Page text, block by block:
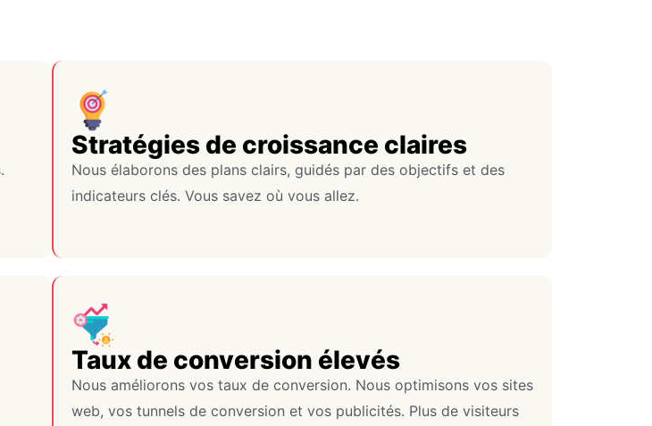
Stratégies de croissance claires
Nous élaborons des plans clairs, guidés par des objectifs et des
indicateurs clés. Vous savez où vous allez.
Taux de conversion élevés
Nous améliorons vos taux de conversion. Nous optimisons vos sites
web, vos tunnels de conversion et vos publicités. Plus de visiteurs